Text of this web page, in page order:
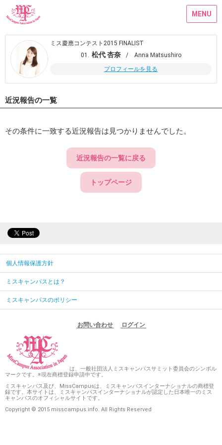
MENU
ミス慶應コンテスト2015 FINALIST
01. 松代 杏奈
/ Anna Matsushiro
プロフィールを見る
近況報告の一覧
その条件に一致する近況報告は見つかりませんでした。
近況報告の一覧に戻る
トップページ
個人情報保護方針
ミスキャンパスとは？
ミスキャンパスのポリシー
お問い合わせ ログイン
は、一般社団法人ミスキャンパスサミット委員会のシンボル
マークです。※現在商標登録申請中です。
ミスキャンパス及び、MissCampusは、ミスキャンパスインターナショナルの商標登
録です。本サイトは、ミスキャンパスインターナショナルが認定した日本唯一のミス
キャンパスのオフィシャルサイトです。
Copyright © 2015 misscampus.info. All Rights Reserved